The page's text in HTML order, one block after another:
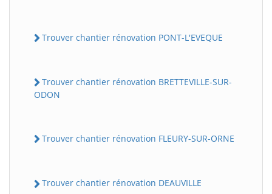
Trouver chantier rénovation PONT-L'EVEQUE
Trouver chantier rénovation BRETTEVILLE-SUR-
ODON
Trouver chantier rénovation FLEURY-SUR-ORNE
Trouver chantier rénovation DEAUVILLE